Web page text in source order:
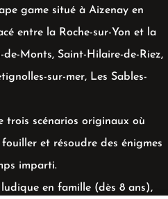
game situé à Aizenay en
entre la Roche-sur-Yon et la
de-Monts, Saint-Hilaire-de-Riez,
sur-mer, Les Sables-
trois scénarios originaux où
et résoudre des énigmes
imparti.
en famille (dès 8 ans),